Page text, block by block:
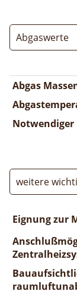
Abgaswerte
Abgas
Notwendiger
weitere
Eignung zur